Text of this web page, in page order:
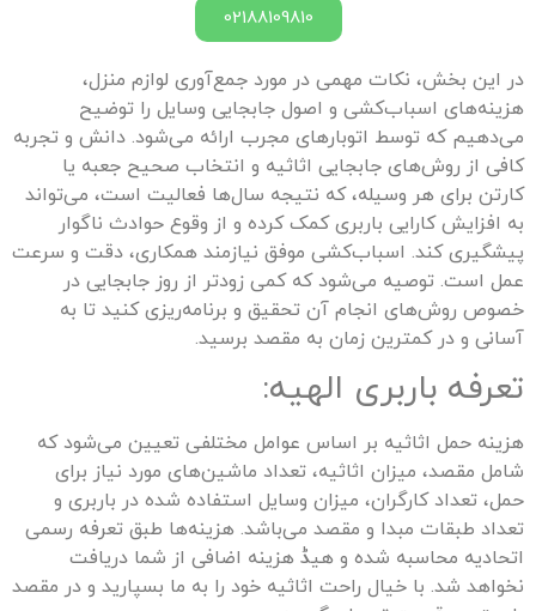
02188109810
در این بخش، نکات مهمی در مورد جمع‌آوری لوازم منزل،
هزینه‌های اسباب‌کشی و اصول جابجایی وسایل را توضیح
می‌دهیم که توسط اتوبارهای مجرب ارائه می‌شود. دانش و تجربه
کافی از روش‌های جابجایی اثاثیه و انتخاب صحیح جعبه یا
کارتن برای هر وسیله، که نتیجه سال‌ها فعالیت است، می‌تواند
به افزایش کارایی باربری کمک کرده و از وقوع حوادث ناگوار
پیشگیری کند. اسباب‌کشی موفق نیازمند همکاری، دقت و سرعت
عمل است. توصیه می‌شود که کمی زودتر از روز جابجایی در
خصوص روش‌های انجام آن تحقیق و برنامه‌ریزی کنید تا به
آسانی و در کمترین زمان به مقصد برسید.
تعرفه باربری الهیه:
هزینه حمل اثاثیه بر اساس عوامل مختلفی تعیین می‌شود که
شامل مقصد، میزان اثاثیه، تعداد ماشین‌های مورد نیاز برای
حمل، تعداد کارگران، میزان وسایل استفاده شده در باربری و
تعداد طبقات مبدا و مقصد می‌باشد. هزینه‌ها طبق تعرفه رسمی
اتحادیه محاسبه شده و هیڈ هزینه اضافی از شما دریافت
نخواهد شد. با خیال راحت اثاثیه خود را به ما بسپارید و در مقصد